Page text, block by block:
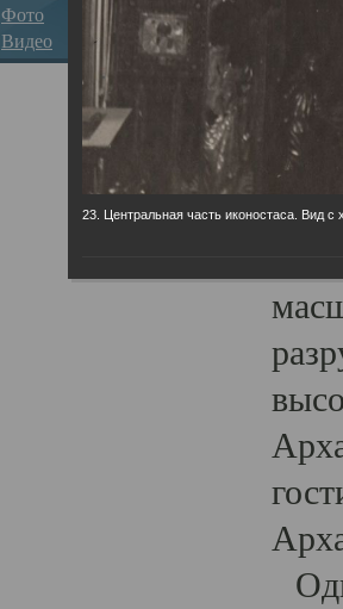
Фото
Видео
23. Центральная часть иконостаса. Вид с